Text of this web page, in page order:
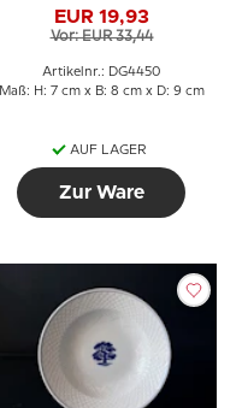
EUR 19,93
Vor: EUR 33,44
Artikelnr.: DG4450
Maß: H: 7 cm x B: 8 cm x D: 9 cm
AUF LAGER
Zur Ware